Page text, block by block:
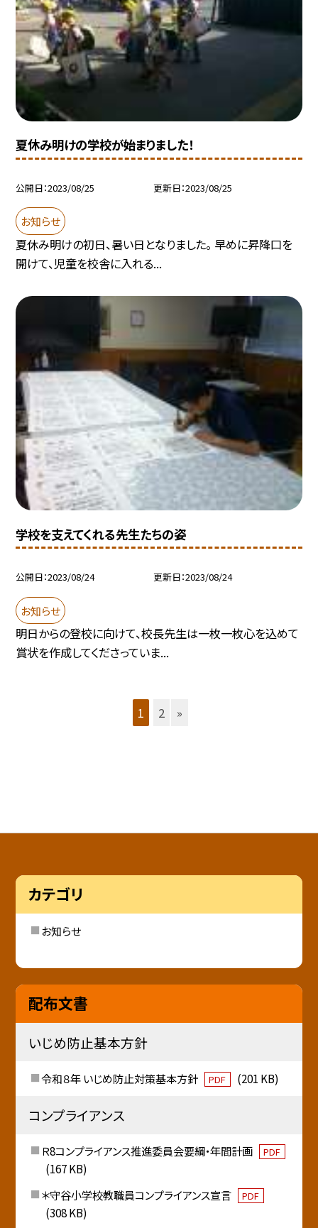
夏休み明けの学校が始まりました！
公開日 2023/08/25 更新日 2023/08/25
お知らせ
夏休み明けの初日、暑い日となりました。 早めに昇降口を
開けて、児童を校舎に入れる...
学校を支えてくれる先生たちの姿
公開日 2023/08/24 更新日 2023/08/24
お知らせ
明日からの登校に向けて、校長先生は一枚一枚心を込めて
賞状を作成してくださっていま...
1 2 »
カテゴリ
お知らせ
配布文書
いじめ防止基本方針
令和８年 いじめ防止対策基本方針 PDF (201 KB)
コンプライアンス
Ｒ8コンプライアンス推進委員会要綱・年間計画 PDF
(167 KB)
＊守谷小学校教職員コンプライアンス宣言
PDF
(308 KB)